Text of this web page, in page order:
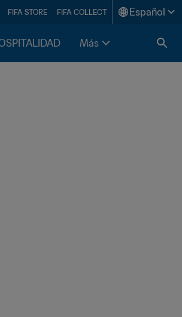
FIFA STORE FIFA COLLECT Español
Más